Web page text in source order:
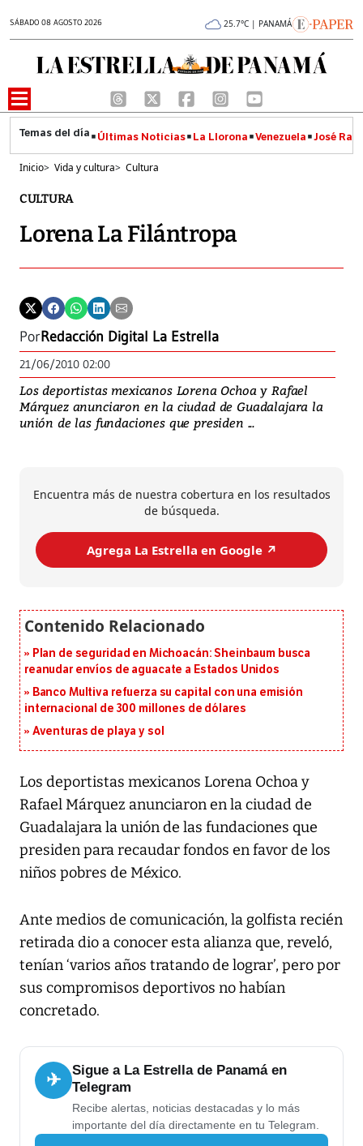
SÁBADO 08 AGOSTO 2026 25.7°C | PANAMÁ
Últimas Noticias La Llorona Venezuela José
Inicio> Vida y cultura> Cultura
CULTURA
Lorena La Filántropa
PorRedacción Digital La Estrella
21/06/2010 02:00
Los deportistas mexicanos Lorena Ochoa y Rafael
Márquez anunciaron en la ciudad de Guadalajara la
unión de las fundaciones que presiden ...
Encuentra más de nuestra cobertura en los resultados
de búsqueda.
Agrega La Estrella en Google ↗️
Plan de seguridad en Michoacán: Sheinbaum busca
reanudar envíos de aguacate a Estados Unidos
Banco Multiva refuerza su capital con una emisión
internacional de 300 millones de dólares
Aventuras de playa y sol
Los deportistas mexicanos Lorena Ochoa y
Rafael Márquez anunciaron en la ciudad de
Guadalajara la unión de las fundaciones que
presiden para recaudar fondos en favor de los
niños pobres de México.
Ante medios de comunicación, la golfista recién
retirada dio a conocer esta alianza que, reveló,
tenían ‘varios años tratando de lograr’, pero por
sus compromisos deportivos no habían
concretado.
✈
Sigue a La Estrella de Panamá en
Telegram
Recibe alertas, noticias destacadas y lo más
importante del día directamente en tu Telegram.